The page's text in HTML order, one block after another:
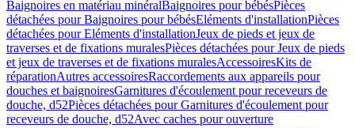
Baignoires en matériau minéralBaignoires pour bébésPièces
détachées pour Baignoires pour bébésEléments d'installationPièces
détachées pour Eléments d'installationJeux de pieds et jeux de
traverses et de fixations muralesPièces détachées pour Jeux de pieds
et jeux de traverses et de fixations muralesAccessoiresKits de
réparationAutres accessoiresRaccordements aux appareils pour
douches et baignoiresGarnitures d'écoulement pour receveurs de
douche, d52Pièces détachées pour Garnitures d'écoulement pour
receveurs de douche, d52Avec caches pour ouverture